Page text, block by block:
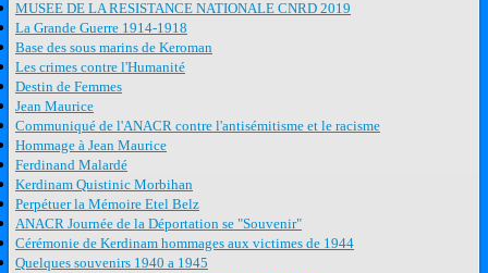
MUSEE DE LA RESISTANCE NATIONALE CNRD 2019
La Grande Guerre 1914-1918
Base des sous marins de Keroman
Les crimes contre l'Humanité
Destin de Femmes
Jean Maurice
Communiqué de l'ANACR contre l'antisémitisme et le racisme
Hommage à Jean Maurice
Ferdinand Malardé
Kerdinam Quistinic Morbihan
Perpétuer la Mémoire Etel Belz
ANACR Journée de la Déportation se "Souvenir"
Cérémonie de Kerdinam hommages aux victimes de 1944
Quelques souvenirs 1940 a 1945